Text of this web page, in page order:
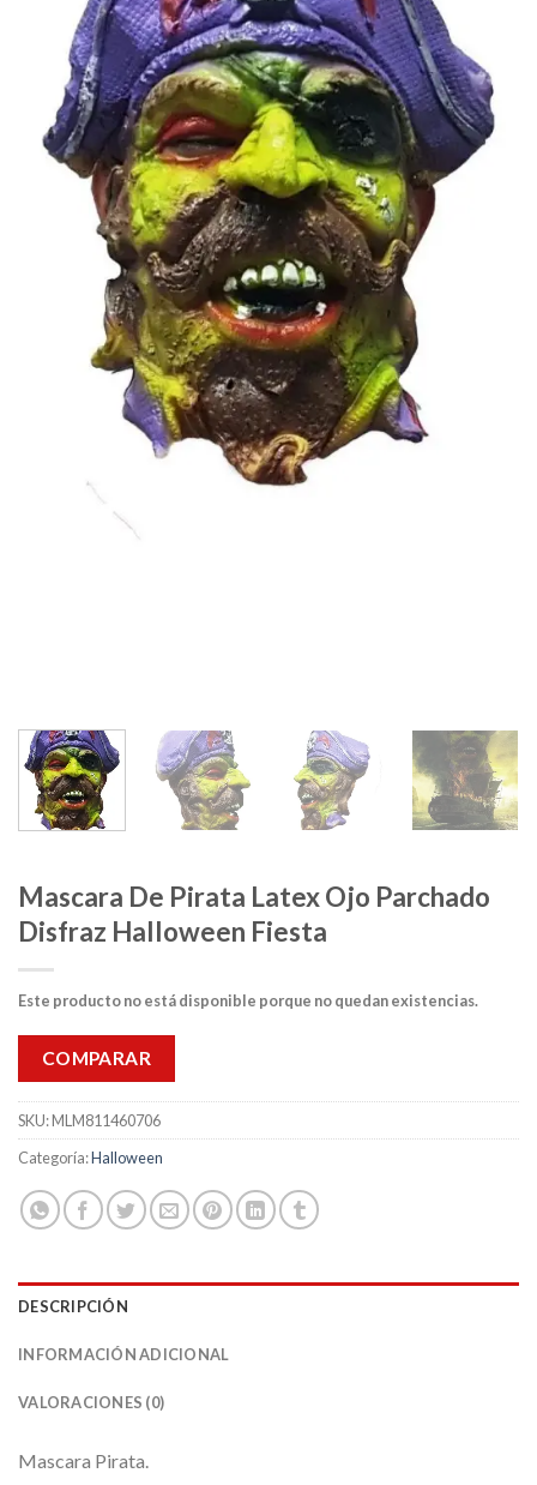
Mascara De Pirata Latex Ojo Parchado
Disfraz Halloween Fiesta
Este producto no está disponible porque no quedan existencias.
COMPARAR
SKU:MLM811460706
Categoría:Halloween
DESCRIPCIÓN
INFORMACIÓN ADICIONAL
VALORACIONES (0)
Mascara Pirata.